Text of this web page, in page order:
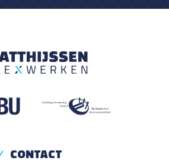
CONTACT